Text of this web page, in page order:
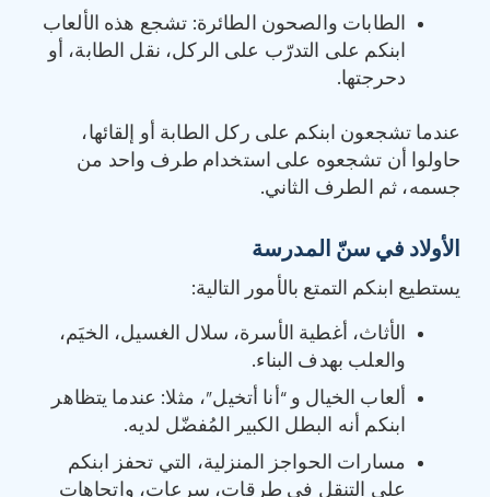
الطابات والصحون الطائرة: تشجع هذه الألعاب
ابنكم على التدرّب على الركل، نقل الطابة، أو
دحرجتها.
عندما تشجعون ابنكم على ركل الطابة أو إلقائها،
حاولوا أن تشجعوه على استخدام طرف واحد من
جسمه، ثم الطرف الثاني.
الأولاد في سنّ المدرسة
يستطيع ابنكم التمتع بالأمور التالية:
الأثاث، أغطية الأسرة، سلال الغسيل، الخيَم،
والعلب بهدف البناء.
ألعاب الخيال و “أنا أتخيل”، مثلا: عندما يتظاهر
ابنكم أنه البطل الكبير المُفضّل لديه.
مسارات الحواجز المنزلية، التي تحفز ابنكم
على التنقل في طرقات، سرعات، واتجاهات